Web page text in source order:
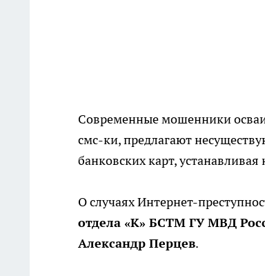
Современные мошенники
смс-ки, предлагают
банковских карт,
О случаях Интернет-
отдела «К» БСТМ ГУ МВД
Александр Перцев.